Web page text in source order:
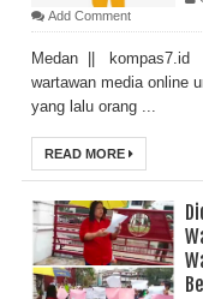
Add Comment
Medan || kompas7.id
wartawan media online
yang lalu orang ...
READ MORE